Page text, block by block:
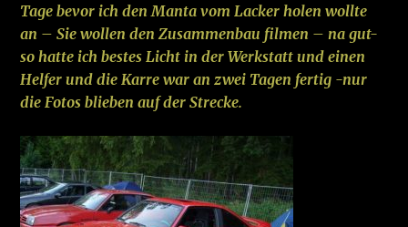
Tage bevor ich den Manta vom Lacker holen wollte
an – Sie wollen den Zusammenbau filmen – na gut-
so hatte ich bestes Licht in der Werkstatt und einen
Helfer und die Karre war an zwei Tagen fertig -nur
die Fotos blieben auf der Strecke.